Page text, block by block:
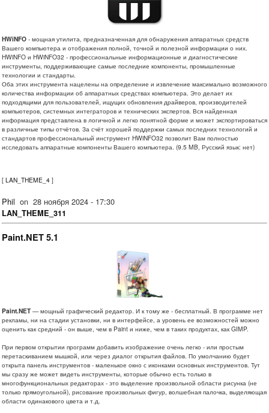
HWiNFO - мощная утилита, предназначенная для обнаружения аппаратных средств
Вашего компьютера и отображения полной, точной и полезной информации о них.
HWiNFO и HWiNFO32 - профессиональные информационные и диагностические
инструменты, поддерживающие самые последние компоненты, промышленные
технологии и стандарты.
Оба этих инструмента нацелены на определение и извлечение максимально возможного
количества информации об аппаратных средствах компьютера. Это делает их
подходящими для пользователей, ищущих обновления драйверов, производителей
компьютеров, системных интеграторов и технических экспертов. Вся найденная
информация представлена в логичной и легко понятной форме и может экспортироваться
в различные типы отчётов. За счёт хорошей поддержки самых последних технологий и
стандартов профессиональный инструмент HWiNFO32 позволит Вам полностью
исследовать аппаратные компоненты Вашего компьютера. (9.5 MB, Русский язык: нет)
[ LAN_THEME_4 ]
Phil on 28 ноября 2024 - 17:30
LAN_THEME_311
Paint.NET 5.1
Paint.NET — мощный графический редактор. И к тому же - бесплатный. В программе нет
рекламы, ни на стадии установки, ни в интерфейсе, а уровень ее возможностей можно
оценить как средний - он выше, чем в Paint и ниже, чем в таких продуктах, как GIMP.
При первом открытии программ добавить изображение очень легко - или простым
перетаскиванием мышкой, или через диалог открытия файлов. По умолчанию будет
открыта панель инструментов - маленькое окно с иконками основных инструментов. Тут
мы сразу же может видеть инструменты, которые обычно есть только в
многофункциональных редакторах - это выделение произвольной области рисунка (не
только прямоугольной), рисование произвольных фигур, волшебная палочка, выделяющая
области одинакового цвета и т.д.